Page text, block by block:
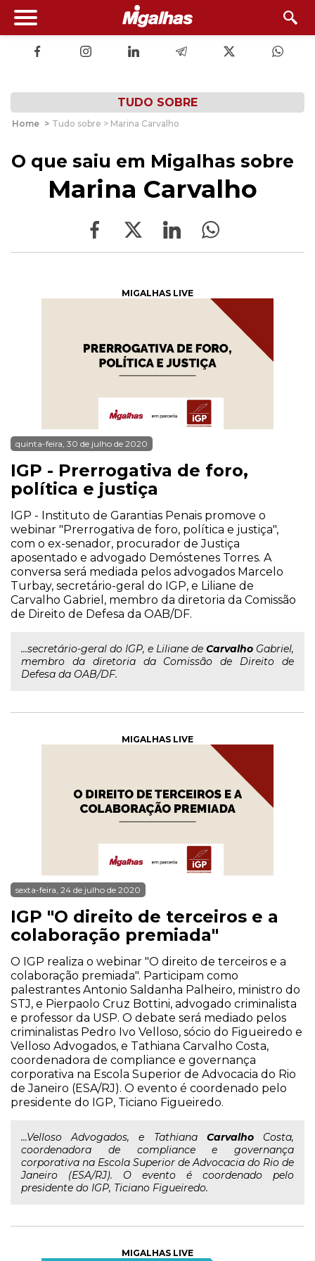
TUDO SOBRE
Home > Tudo sobre > Marina Carvalho
O que saiu em Migalhas sobre
Marina Carvalho
MIGALHAS LIVE
quinta-feira, 30 de julho de 2020
IGP - Prerrogativa de foro,
política e justiça
IGP - Instituto de Garantias Penais promove o
webinar "Prerrogativa de foro, política e justiça",
com o ex-senador, procurador de Justiça
aposentado e advogado Demóstenes Torres. A
conversa será mediada pelos advogados Marcelo
Turbay, secretário-geral do IGP, e Liliane de
Carvalho Gabriel, membro da diretoria da Comissão
de Direito de Defesa da OAB/DF.
...secretário-geral do IGP, e Liliane de Carvalho Gabriel,
membro da diretoria da Comissão de Direito de
Defesa da OAB/DF.
MIGALHAS LIVE
sexta-feira, 24 de julho de 2020
IGP "O direito de terceiros e a
colaboração premiada"
O IGP realiza o webinar "O direito de terceiros e a
colaboração premiada". Participam como
palestrantes Antonio Saldanha Palheiro, ministro do
STJ, e Pierpaolo Cruz Bottini, advogado criminalista
e professor da USP. O debate será mediado pelos
criminalistas Pedro Ivo Velloso, sócio do Figueiredo e
Velloso Advogados, e Tathiana Carvalho Costa,
coordenadora de compliance e governança
corporativa na Escola Superior de Advocacia do Rio
de Janeiro (ESA/RJ). O evento é coordenado pelo
presidente do IGP, Ticiano Figueiredo.
...Velloso Advogados, e Tathiana CarvalhoCosta,
coordenadora de compliance e governança
corporativa na Escola Superior de Advocacia do Rio de
Janeiro (ESA/RJ). O evento é coordenado pelo
presidente do IGP, Ticiano Figueiredo.
MIGALHAS LIVE